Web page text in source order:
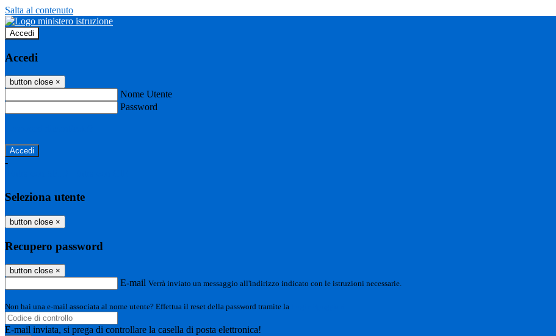
Salta al contenuto
Accedi
Accedi
button close ×
Nome Utente
Password
-
Seleziona utente
button close ×
Recupero password
button close ×
E-mail Verrà inviato un messaggio all'indirizzo indicato con le istruzioni necessarie.
Non hai una e-mail associata al nome utente? Effettua il reset della password tramite la
E-mail inviata, si prega di controllare la casella di posta elettronica!